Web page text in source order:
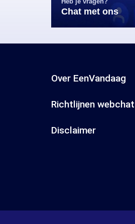
Chat met ons
Over EenVandaag
Richtlijnen webchat
Disclaimer